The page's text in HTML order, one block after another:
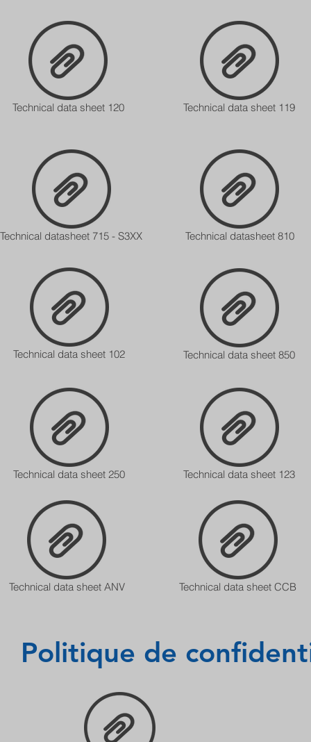
Technical data sheet 120 Technical data sheet 119
Technical datasheet 810
Technical datasheet 715 - S3XX
Technical data sheet 850
Technical data sheet 102
Technical data sheet 123
Technical data sheet 250
Technical data sheet ANV Technical data sheet CCB
Politique de